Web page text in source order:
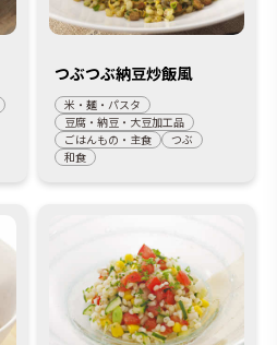
つぶつぶ納豆炒飯風
米・麺・パスタ
豆腐・納豆・大豆加工品
ごはんもの・主食
つぶ
和食